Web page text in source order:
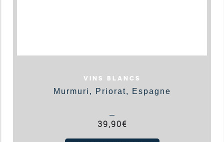
VINS BLANCS
Murmuri, Priorat, Espagne
39,90€